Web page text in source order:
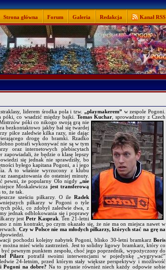
Strona główna Forum Galeria Redakcja Kanał RSS
liderem środka pola i tzw. „playmakerem” w zespole Pogoni.
póki, co wsadzić między bajki. Tomas Kuchar, sprowadzony z Czech
póki co nikogo swoją grą nie
bezkontaktowo jakby bał się twardej
piłce zaledwie kilka razy, nie dając
drogę do bramki. Rzadko
potrafi wykonywać nie są w tym
oraz internetowych plebiscytach
zapowiadali, że będzie o klasę lepszy
się jednak nie sprawdziły, bo
byłego kapitana Pogoni, a i jego
A to właśnie wyrzucony z klubu
zaangażowania do ostatniej minuty.
pewni, że popularny Olo nigdy „nie
Moskalewicza jest transferową
że tak.
sześciu piłkarzy. O ile Radek
piłkarzy w Pogoni o tyle
póki, co zdobył zaledwie dwa, z
jednak odblokowania się i poprawy
jest Petr Kasprak. Ten 21-letni
z nim kontrakt, po czym okazało się, że nie ma on miejsca nawet w
Czy w Polsce nie ma młodych piłkarzy, których stać na grę na
pochodzi kolejny nabytek Pogoni, blisko 30-letni bramkarz Boris
można mieć wielu zastrzeżeń. Jest to solidny ligowy bramkarz, który co
być pewnym punktem zespołu, choć jego poprzednik, wypożyczony do
Pilarz potrafił swoimi interwencjami w pojedynkę „wygrywać”
24-letnim, przed którym stały większe perspektywy i możliwość
Pogoni na dobre? Na to pytanie również niech każdy odpowie sobie